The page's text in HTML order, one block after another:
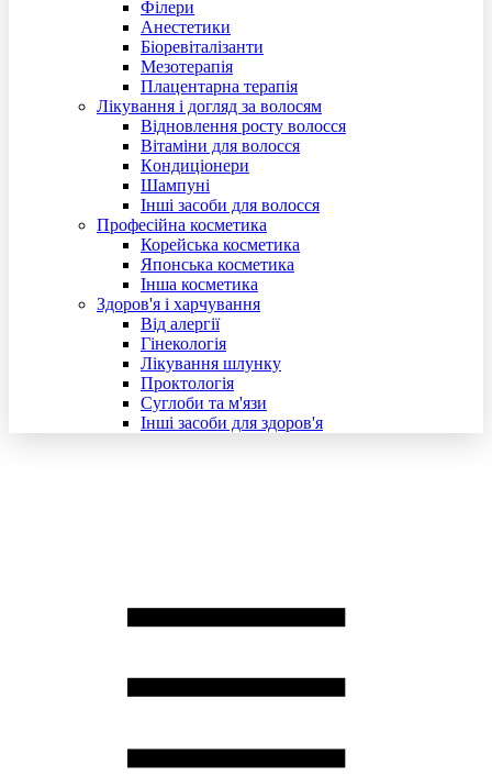
Філери
Анестетики
Біоревіталізанти
Мезотерапія
Плацентарна терапія
Лікування і догляд за волосям
Відновлення росту волосся
Вітаміни для волосся
Кoндиціонери
Шампуні
Інші засоби для волосся
Професійна косметика
Корейська косметика
Японська косметика
Інша косметика
Здоров'я і харчування
Від алергії
Гінекологія
Лікування шлунку
Проктологія
Суглоби та м'язи
Інші засоби для здоров'я